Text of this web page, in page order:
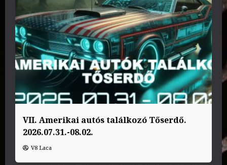
VII. Amerikai autós találkozó Tőserdő.
2026.07.31.-08.02.
V8 Laca